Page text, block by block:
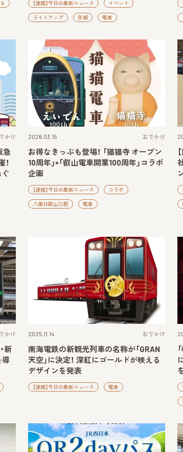
【速報】今日の最新ニュース イベント
ライトアップ 京都 電車
かけ
急
2026.03.15 おでかけ
お得なきっぷも登場！ 「猫猫寺 オープン
10周年」×「叡山電車開業100周年」コラボ
企画
【速報】今日の最新ニュース コラボ
八瀬比叡山口駅 電車
かけ
新
導
2025.11.14 おでかけ
南海電鉄の新観光列車の名称が「GRAN
天空」に決定！ 深紅にゴールドが映える
デザインを発表
【速報】今日の最新ニュース 電車